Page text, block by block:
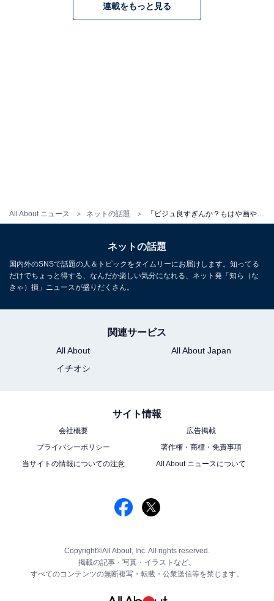
All About ニュース ネットの話題
連載をもっと見る
ネットの話題
国内外のSNSで話題の人＆トピックをタイムリーにお届けします。知ってる
だけでちょっと得する、なんだか楽しい気分になれる、ネット発「知ら（な
きゃ）損」ニュースが盛りだくさん。
関連サービス
All About
All About Japan
イチオシ
サイト情報
会社概要
広告掲載
プライバシーポリシー
著作権・商標・免責事項
当サイトの情報についての注意
All About ニュースについて
Copyright©All About, Inc. All rights reserved.
掲載の記事・写真・イラストなど、
すべてのコンテンツの無断複写・転載・公衆送信等を禁じます。